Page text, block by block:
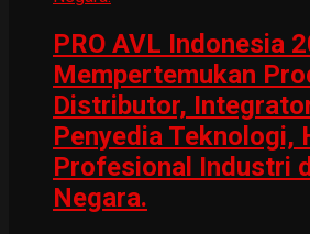
PRO AVL Indonesia
Mempertemukan
Distributor,
Penyedia Teknologi,
Profesional Industri
Negara.